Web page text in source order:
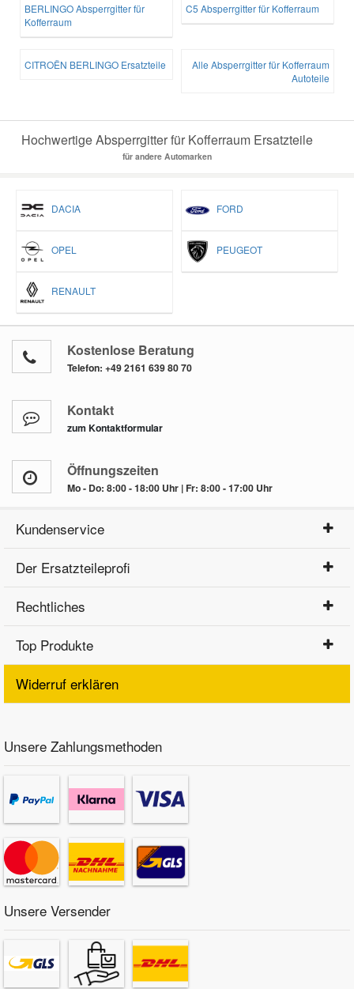
BERLINGO Absperrgitter für
Kofferraum
C5 Absperrgitter für Kofferraum
CITROËN BERLINGO Ersatzteile
Alle Absperrgitter für Kofferraum
Autoteile
Hochwertige Absperrgitter für Kofferraum Ersatzteile
für andere Automarken
DACIA FORD
OPEL PEUGEOT
RENAULT
Kostenlose Beratung
Telefon: +49 2161 639 80 70
Kontakt
zum Kontaktformular
Öffnungszeiten
Mo - Do: 8:00 - 18:00 Uhr | Fr: 8:00 - 17:00 Uhr
Kundenservice
Der Ersatzteileprofi
Rechtliches
Top Produkte
Widerruf erklären
Unsere Zahlungsmethoden
Unsere Versender